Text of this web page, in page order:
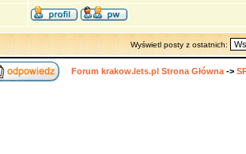
Wyświetl posty z ostatnich:
Forum krakow.lets.pl Strona Główna ->